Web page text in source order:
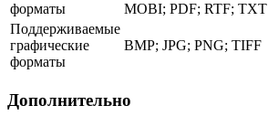
форматы
MOBI; PDF; RTF; TXT
Поддерживаемые
графические
форматы
BMP; JPG; PNG; TIFF
Дополнительно